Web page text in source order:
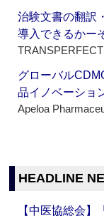
治験文書の翻訳
導入できるかー
グローバル
品イノベーショ
Apeloa
HEADLINE
【中医協総会